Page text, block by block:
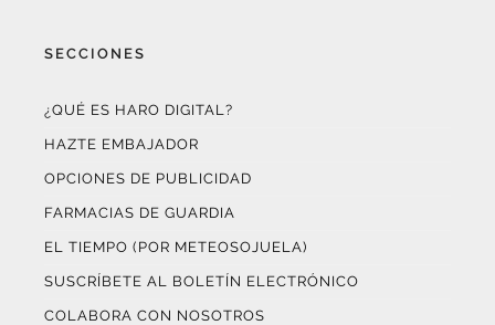
SECCIONES
¿QUÉ ES HARO DIGITAL?
HAZTE EMBAJADOR
OPCIONES DE PUBLICIDAD
FARMACIAS DE GUARDIA
EL TIEMPO (POR METEOSOJUELA)
SUSCRÍBETE AL BOLETÍN ELECTRÓNICO
COLABORA CON NOSOTROS